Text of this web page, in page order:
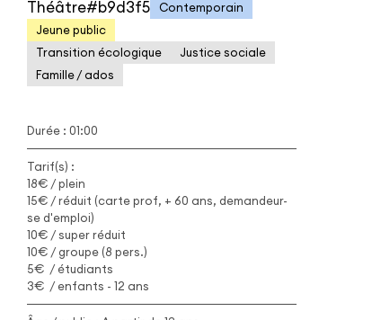
Théâtre#b9d3f5
Contemporain
Jeune public
Transition écologique
Justice sociale
Famille / ados
Durée : 01:00
Tarif(s) :
18€ / plein
15€ / réduit (carte prof, + 60 ans, demandeur-
se d'emploi)
10€ / super réduit
10€ / groupe (8 pers.)
5€ / étudiants
3€ / enfants - 12 ans